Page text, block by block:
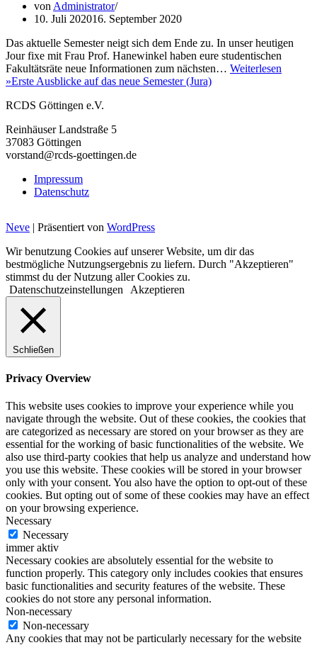
von Administrator
10. Juli 202016. September 2020
Das aktuelle Semester neigt sich dem Ende zu. In unser heutigen
Jour fixe mit Frau Prof. Hanewinkel haben eure studentischen
Fakultätsräte neue Informationen zum nächsten… Weiterlesen
»Erste Ausblicke auf das neue Semester (Jura)
RCDS Göttingen e.V.
Reinhäuser Landstraße 5
37083 Göttingen
vorstand@rcds-goettingen.de
Impressum
Datenschutz
Neve | Präsentiert von WordPress
Wir benutzung Cookies auf unserer Website, um dir das
bestmögliche Nutzungsergebnis zu liefern. Durch "Akzeptieren"
stimmst du der Nutzung aller Cookies zu.
Datenschutzeinstellungen
Akzeptieren
Schließen
Privacy Overview
This website uses cookies to improve your experience while you
navigate through the website. Out of these cookies, the cookies that
are categorized as necessary are stored on your browser as they are
essential for the working of basic functionalities of the website. We
also use third-party cookies that help us analyze and understand how
you use this website. These cookies will be stored in your browser
only with your consent. You also have the option to opt-out of these
cookies. But opting out of some of these cookies may have an effect
on your browsing experience.
Necessary
Necessary
immer aktiv
Necessary cookies are absolutely essential for the website to
function properly. This category only includes cookies that ensures
basic functionalities and security features of the website. These
cookies do not store any personal information.
Non-necessary
Non-necessary
Any cookies that may not be particularly necessary for the website